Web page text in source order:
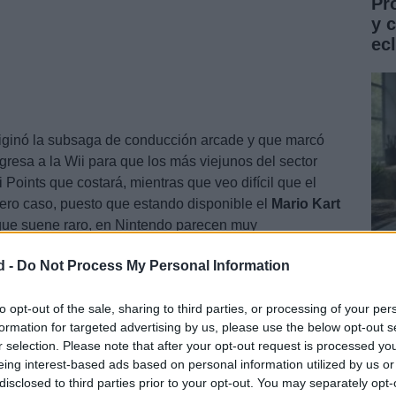
- Do Not Process My Personal Information
opt-out of the sale, sharing to third parties, or processing of your
for targeted advertising by us, please use the below opt-out
selection. Please note that after your opt-out request is processed
interest-based ads based on personal information utilized by us
to third parties prior to your opt-out. You may separately
la subsaga de conducción arcade y que marcó
a la Wii para que los más viejunos del sector
que costará, mientras que veo difícil que el
caso, puesto que estando disponible el
Mario Kart
suene raro, en Nintendo parecen muy
y han preparado incluso un nuevo tráiler de
y